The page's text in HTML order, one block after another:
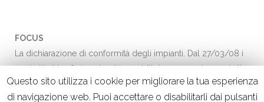
FOCUS
La dichiarazione di conformità degli impianti. Dal 27/03/08 i
contratti di trasferimento di immobili dovranno adeguarsi alla
nuova…Leggi →
Questo sito utilizza i cookie per migliorare la tua esperienza
di navigazione web. Puoi accettare o disabilitarli dai pulsanti